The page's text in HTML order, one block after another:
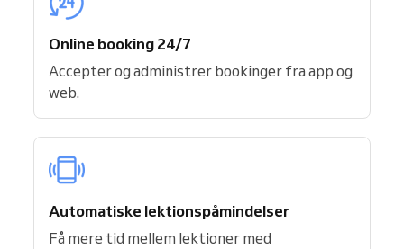
Online booking 24/7
Accepter og administrer bookinger fra app og
web.
Automatiske lektionspåmindelser
Få mere tid mellem lektioner med